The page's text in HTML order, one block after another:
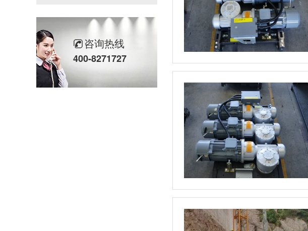
咨询热线
400-8271727